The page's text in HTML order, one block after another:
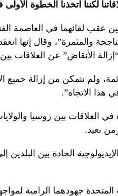
لكننا اتخذنا الخطوة الأولى
لقائهما في العاصمة
والمثمرة”، وقال إنها
الأنقاض” عن العلاقات بين
ولم نتمكن من إزالة جميع
هذا الاتجاه”.
العلاقات بين روسيا
بعيد.
الحادة بين البلدين
جهودهما الرامية